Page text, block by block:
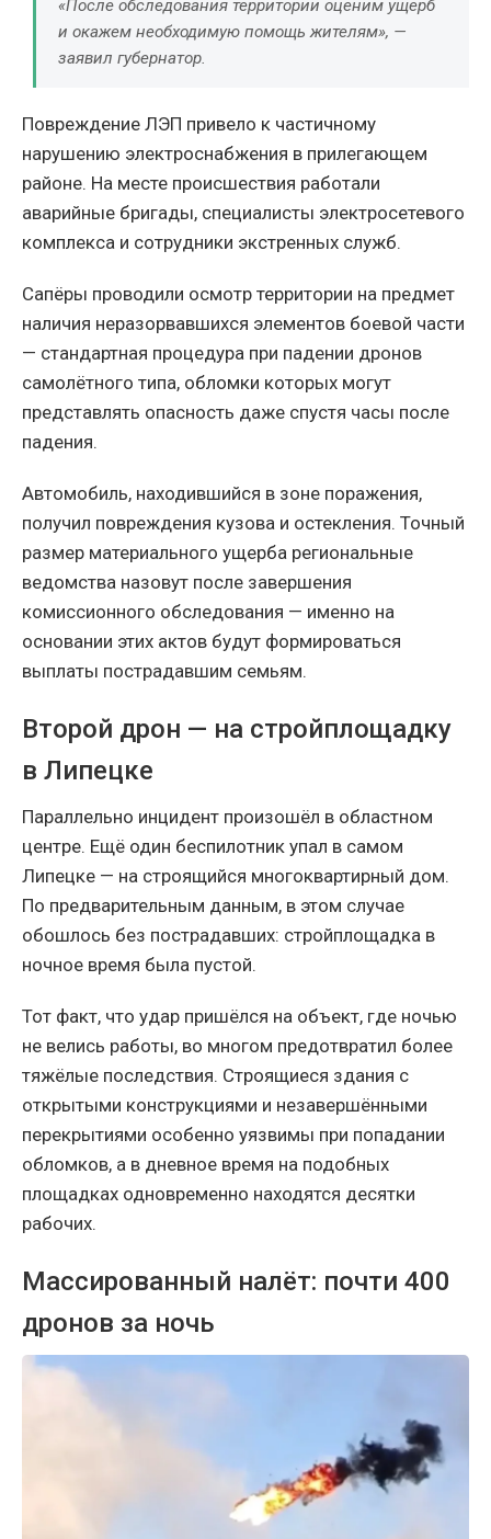
«После обследования территории оценим ущерб
и окажем необходимую помощь жителям», —
заявил губернатор.
Повреждение ЛЭП привело к частичному
нарушению электроснабжения в прилегающем
районе. На месте происшествия работали
аварийные бригады, специалисты электросетевого
комплекса и сотрудники экстренных служб.
Сапёры проводили осмотр территории на предмет
наличия неразорвавшихся элементов боевой части
— стандартная процедура при падении дронов
самолётного типа, обломки которых могут
представлять опасность даже спустя часы после
падения.
Автомобиль, находившийся в зоне поражения,
получил повреждения кузова и остекления. Точный
размер материального ущерба региональные
ведомства назовут после завершения
комиссионного обследования — именно на
основании этих актов будут формироваться
выплаты пострадавшим семьям.
Второй дрон — на стройплощадку
в Липецке
Параллельно инцидент произошёл в областном
центре. Ещё один беспилотник упал в самом
Липецке — на строящийся многоквартирный дом.
По предварительным данным, в этом случае
обошлось без пострадавших: стройплощадка в
ночное время была пустой.
Тот факт, что удар пришёлся на объект, где ночью
не велись работы, во многом предотвратил более
тяжёлые последствия. Строящиеся здания с
открытыми конструкциями и незавершёнными
перекрытиями особенно уязвимы при попадании
обломков, а в дневное время на подобных
площадках одновременно находятся десятки
рабочих.
Массированный налёт: почти 400
дронов за ночь